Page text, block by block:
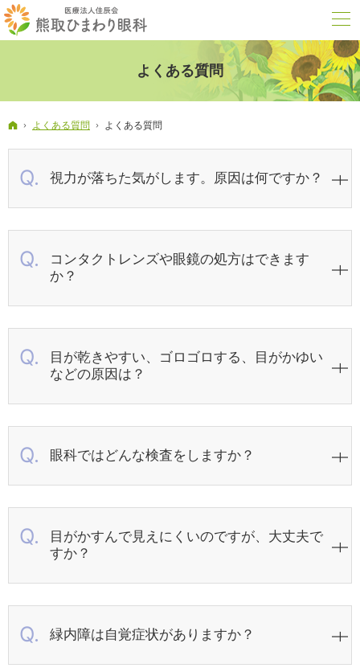
よくある質問
ホーム
よくある質問 よくある質問
視力が落ちた気がします。原因は何ですか？
コンタクトレンズや眼鏡の処方はできます
か？
目が乾きやすい、ゴロゴロする、目がかゆい
などの原因は？
眼科ではどんな検査をしますか？
目がかすんで見えにくいのですが、大丈夫で
すか？
緑内障は自覚症状がありますか？